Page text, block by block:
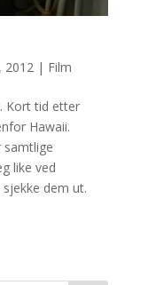
2012| Film
Kort tid etter
Hawaii.
samtlige
like ved
dem ut.